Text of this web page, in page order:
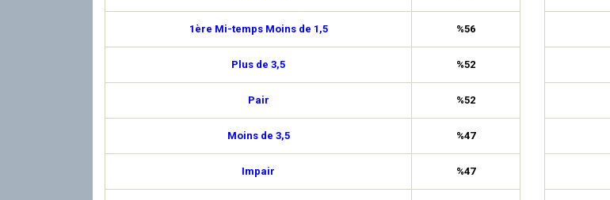
1ère Mi-temps Moins de 1,5 %56
Plus de 3,5 %52
Pair %52
Moins de 3,5 %47
Impair %47